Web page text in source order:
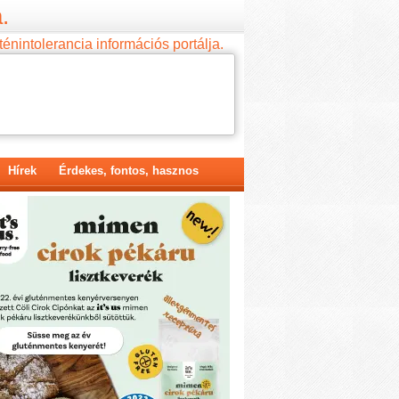
információs portálja.
Hírek Érdekes, fontos, hasznos